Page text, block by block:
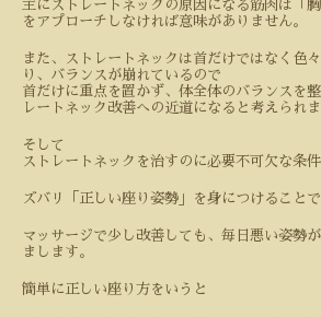
主にストレートネックの原因になる筋肉は「
をアプローチしなければ意味がありません。
また、ストレートネックは首だけではなく色
り、バランスが崩れているので
首だけに重点を置かず、体全体のバランスを
レートネック改善への近道になると考えられま
そして
ストレートネックを治すのに必要不可欠な条
ズバリ「正しい座り姿勢」を身につけることで
マッサージで少し改善しても、毎日悪い姿勢
まします。
簡単に正しい座り方をいうと